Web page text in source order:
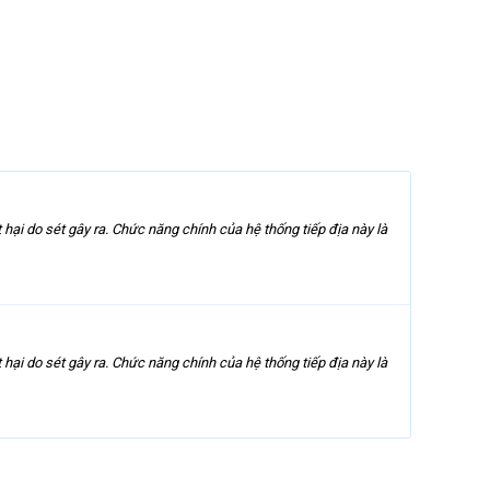
do sét gây ra. Chức năng chính của hệ thống tiếp địa này là
do sét gây ra. Chức năng chính của hệ thống tiếp địa này là